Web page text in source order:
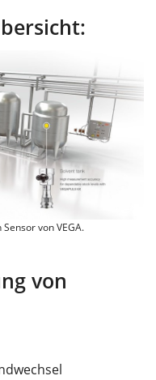
von VEGA.
von